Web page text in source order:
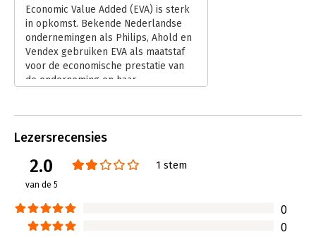
Economic Value Added (EVA) is sterk
in opkomst. Bekende Nederlandse
ondernemingen als Philips, Ahold en
Vendex gebruiken EVA als maatstaf
voor de economische prestatie van
de onderneming en haar
focus op groei in winst per aandeel
de creatie van waarde (en daarmee
een stijging van de koers van het
Lees verder
Lezersrecensies
2.0
van de 5
1 stem
0
0